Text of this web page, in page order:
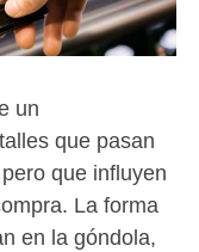
un
que pasan
que influyen
La forma
en la góndola,